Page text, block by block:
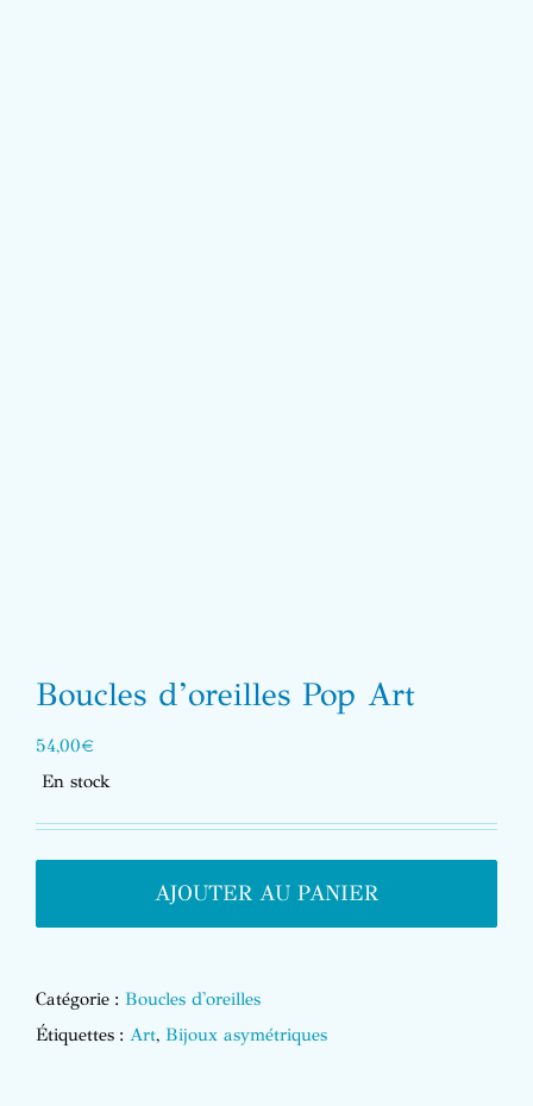
Boucles d’oreilles Pop Art
54,00€
En stock
AJOUTER AU PANIER
Catégorie : Boucles d'oreilles
Étiquettes : Art, Bijoux asymétriques